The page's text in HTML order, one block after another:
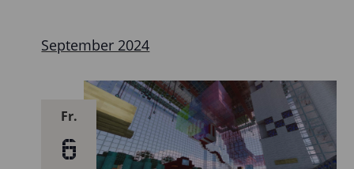
September 2024
Fr.
6